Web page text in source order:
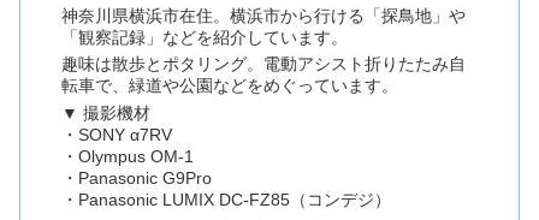
神奈川県横浜市在住。横浜市から行ける「探鳥地」や
「観察記録」などを紹介しています。
趣味は散歩とポタリング。電動アシスト折りたたみ自
転車で、緑道や公園などをめぐっています。
▼ 撮影機材
・SONY α7RV
・Olympus OM-1
・Panasonic G9Pro
・Panasonic LUMIX DC-FZ85（コンデジ）